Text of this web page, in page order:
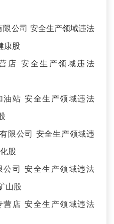
限公司 安全生产领域违法
康股
店 安全生产领域违法
站 安全生产领域违法
限公司 安全生产领域违
股
司 安全生产领域违法
山股
店 安全生产领域违法